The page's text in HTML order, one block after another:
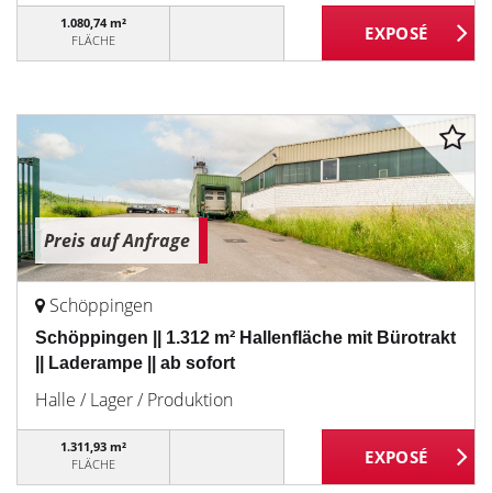
1.080,74 m²
FLÄCHE
Preis auf Anfrage
Schöppingen
Schöppingen || 1.312 m² Hallenfläche mit Bürotrakt
|| Laderampe || ab sofort
Halle / Lager / Produktion
1.311,93 m²
FLÄCHE